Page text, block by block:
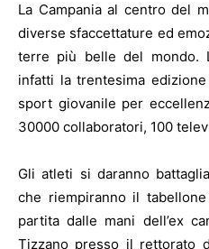
La Campania al centro del
diverse sfaccettature ed
terre più belle del mondo.
infatti la trentesima
sport giovanile per
30000 collaboratori, 100
Gli atleti si daranno
che riempiranno il
partita dalle mani dell’ex
Tizzano presso il rettorato